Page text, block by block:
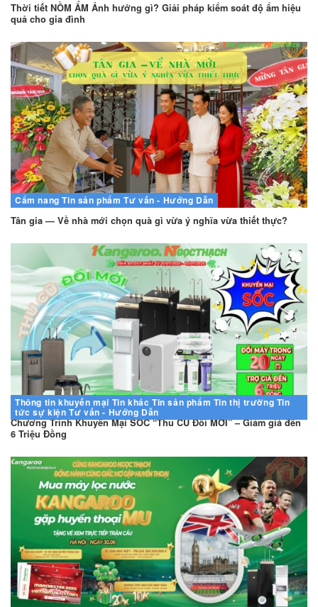
Thời tiết NỒM ẨM Ảnh hưởng gì? Giải pháp kiểm soát độ ẩm hiệu
quả cho gia đình
Cẩm nang Tin sản phẩm Tư vấn - Hướng Dẫn
Tân gia — Về nhà mới chọn quà gì vừa ý nghĩa vừa thiết thực?
Thông tin khuyến mại Tin khác Tin sản phẩm Tin thị trường Tin
tức sự kiện Tư vấn - Hướng Dẫn
Chương Trình Khuyến Mại SỐC “Thu CŨ Đổi MỚI” – Giảm giá đến
6 Triệu Đồng